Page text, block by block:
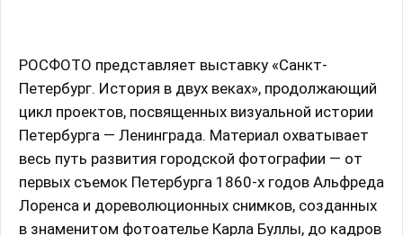
РОСФОТО представляет выставку «Санкт-
Петербург. История в двух веках», продолжающий
цикл проектов, посвященных визуальной истории
Петербурга — Ленинграда. Материал охватывает
весь путь развития городской фотографии — от
первых съемок Петербурга 1860-х годов Альфреда
Лоренса и дореволюционных снимков, созданных
в знаменитом фотоателье Карла Буллы, до кадров